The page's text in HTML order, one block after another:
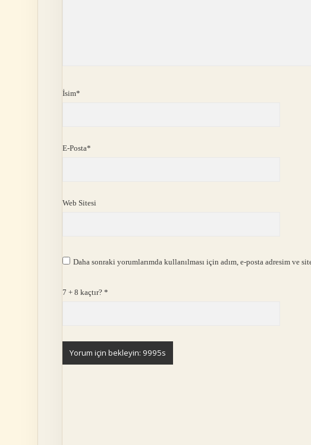
İsim*
E-Posta*
Web Sitesi
Daha sonraki yorumlarımda kullanılması için adım, e-posta adresim ve
7 + 8 kaçtır? *